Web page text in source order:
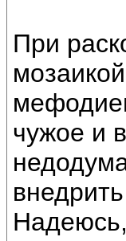
При
чужое и